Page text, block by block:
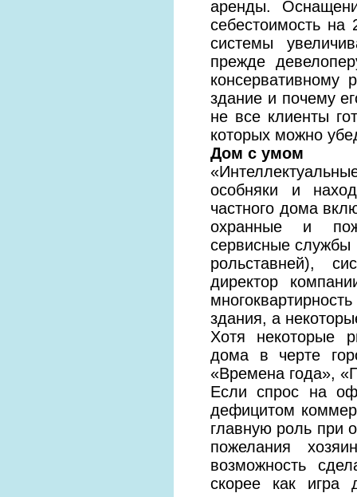
аренды.
себестоимость
системы
прежде
консервативному
здание и почему
не все клиенты
которых можно
Дом с умом
особняки и
частного дома
охранные и
сервисные службы
рольставней),
директор
здания, а
Хотя некоторые
дома в черте
«Времена года»,
Если спрос на
дефицитом
главную роль при
пожелания
возможность
скорее как игра